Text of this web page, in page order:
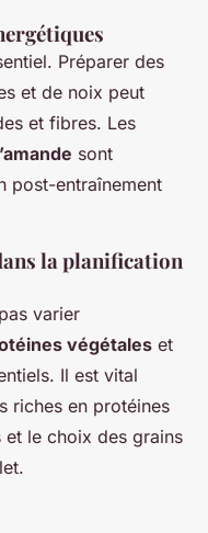
Préparer des
et de noix peut
et fibres. Les
sont
post-entraînement
la planification
varier
végétales et
Il est vital
riches en protéines
le choix des grains